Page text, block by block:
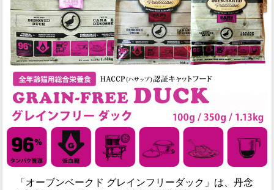
「オーブンベークド グレインフリーダック」は、丹念